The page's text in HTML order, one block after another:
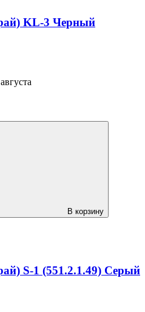
KL-3 Черный
В корзину
S-1 (551.2.1.49) Серый